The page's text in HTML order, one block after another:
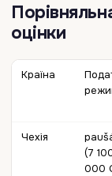
оцінки
Країна
Чехія
(7
000